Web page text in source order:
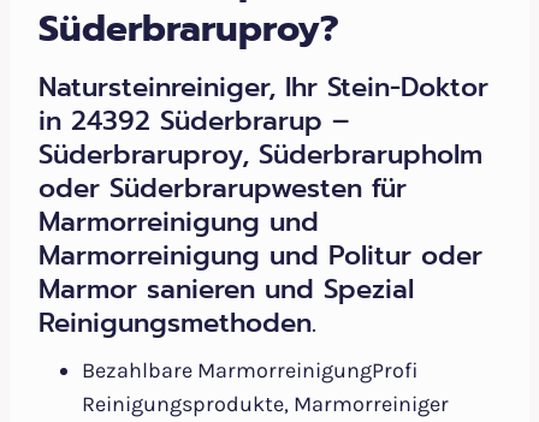
Süderbraruproy?
Natursteinreiniger, Ihr Stein-Doktor
in 24392 Süderbrarup –
Süderbraruproy, Süderbrarupholm
oder Süderbrarupwesten für
Marmorreinigung und
Marmorreinigung und Politur oder
Marmor sanieren und Spezial
Reinigungsmethoden.
Bezahlbare MarmorreinigungProfi
Reinigungsprodukte, Marmorreiniger